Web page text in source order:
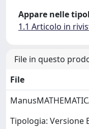
Appare nelle
1.1 Articolo in
File in questo
File
Tipologia: Versione